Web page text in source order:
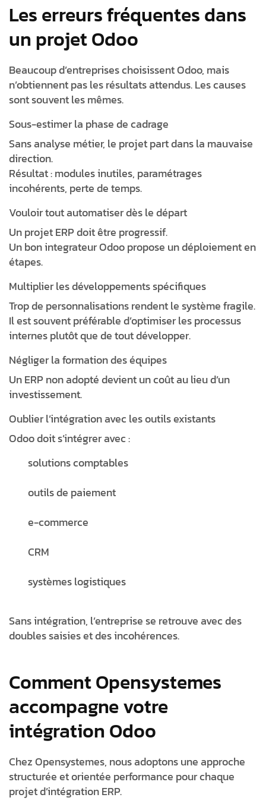
Les erreurs fréquentes dans
un projet Odoo
Beaucoup d’entreprises choisissent Odoo, mais
n’obtiennent pas les résultats attendus. Les causes
sont souvent les mêmes.
Sous-estimer la phase de cadrage
Sans analyse métier, le projet part dans la mauvaise
direction.
Résultat : modules inutiles, paramétrages
incohérents, perte de temps.
Vouloir tout automatiser dès le départ
Un projet ERP doit être progressif.
Un bon integrateur Odoo propose un déploiement en
étapes.
Multiplier les développements spécifiques
Trop de personnalisations rendent le système fragile.
Il est souvent préférable d’optimiser les processus
internes plutôt que de tout développer.
Négliger la formation des équipes
Un ERP non adopté devient un coût au lieu d’un
investissement.
Oublier l’intégration avec les outils existants
Odoo doit s’intégrer avec :
solutions comptables
outils de paiement
e-commerce
CRM
systèmes logistiques
Sans intégration, l’entreprise se retrouve avec des
doubles saisies et des incohérences.
Comment Opensystemes
accompagne votre
intégration Odoo
ChezOpensystemes, nous adoptons une approche
structurée et orientée performance pour chaque
projet d’intégration ERP.